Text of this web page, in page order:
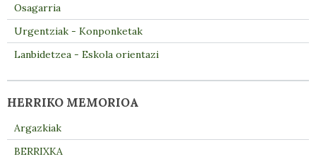
Osagarria
Urgentziak - Konponketak
Lanbidetzea - Eskola orientazi
HERRIKO MEMORIOA
Argazkiak
BERRIXKA